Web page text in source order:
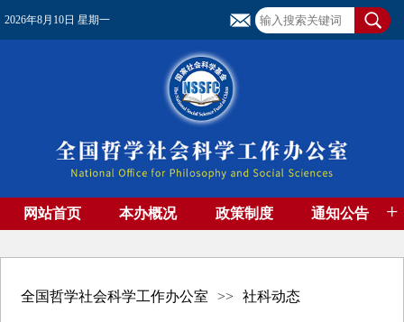
2026年8月10日 星期一
网站首页 本办概况 政策制度 通知公告 +
全国哲学社会科学工作办公室 >> 社科动态